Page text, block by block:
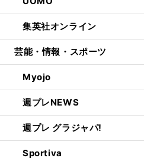
集英社オンライン
芸能・情報・スポーツ
Myojo
週プレNEWS
週プレ グラジャパ!
Sportiva